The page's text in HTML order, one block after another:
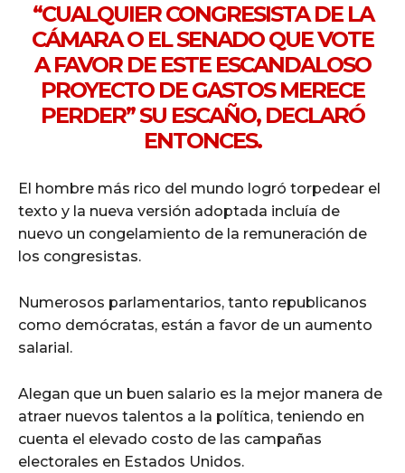
“CUALQUIER CONGRESISTA DE LA
CÁMARA O EL SENADO QUE VOTE
A FAVOR DE ESTE ESCANDALOSO
PROYECTO DE GASTOS MERECE
PERDER” SU ESCAÑO, DECLARÓ
ENTONCES.
El hombre más rico del mundo logró torpedear el
texto y la nueva versión adoptada incluía de
nuevo un congelamiento de la remuneración de
los congresistas.
Numerosos parlamentarios, tanto republicanos
como demócratas, están a favor de un aumento
salarial.
Alegan que un buen salario es la mejor manera de
atraer nuevos talentos a la política, teniendo en
cuenta el elevado costo de las campañas
electorales en Estados Unidos.